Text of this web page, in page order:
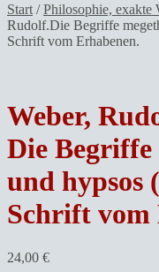
Start /Philosophie, exakte
Rudolf.Die Begriffe
Schrift vom Erhabenen.
Weber,
Die Begriffe
und hypsos
Schrift vom
24,00 €